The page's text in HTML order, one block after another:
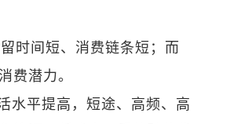
时间短、消费链条短；而
费潜力。
水平提高，短途、高频、高